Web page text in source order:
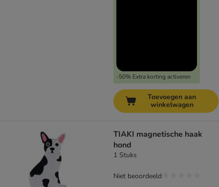
-50% Extra korting activeren
Toevoegen aan
winkelwagen
TIAKI magnetische haak
hond
1 Stuks
Niet beoordeeld